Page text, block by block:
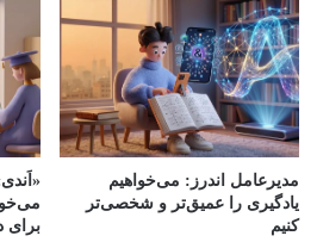
برای
مدیرعامل اندرز: می‌خواهیم
یادگیری را عمیق‌تر و شخصی‌تر
کنیم